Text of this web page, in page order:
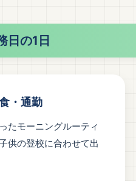
日の1日
・通勤
たモーニングルーティ
供の登校に合わせて出